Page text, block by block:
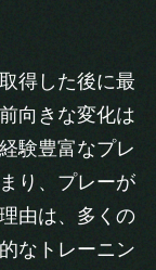
得した後に最
向きな変化は
験豊富なプレ
り、プレーが
由は、多くの
なトレーニン